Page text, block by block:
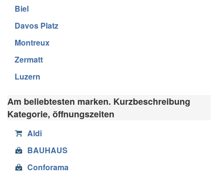
Biel
Davos Platz
Montreux
Zermatt
Luzern
Am beliebtesten marken. Kurzbeschreibung
Kategorie, öffnungszeiten
Aldi
BAUHAUS
Conforama